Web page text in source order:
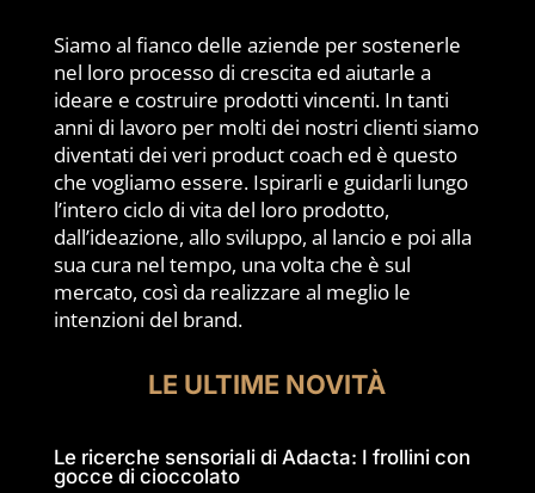
Siamo al fianco delle aziende per sostenerle
nel loro processo di crescita ed aiutarle a
ideare e costruire prodotti vincenti. In tanti
anni di lavoro per molti dei nostri clienti siamo
diventati dei veri product coach ed è questo
che vogliamo essere. Ispirarli e guidarli lungo
l’intero ciclo di vita del loro prodotto,
dall’ideazione, allo sviluppo, al lancio e poi alla
sua cura nel tempo, una volta che è sul
mercato, così da realizzare al meglio le
intenzioni del brand.
LE ULTIME NOVITÀ
Le ricerche sensoriali di Adacta: I frollini con
gocce di cioccolato